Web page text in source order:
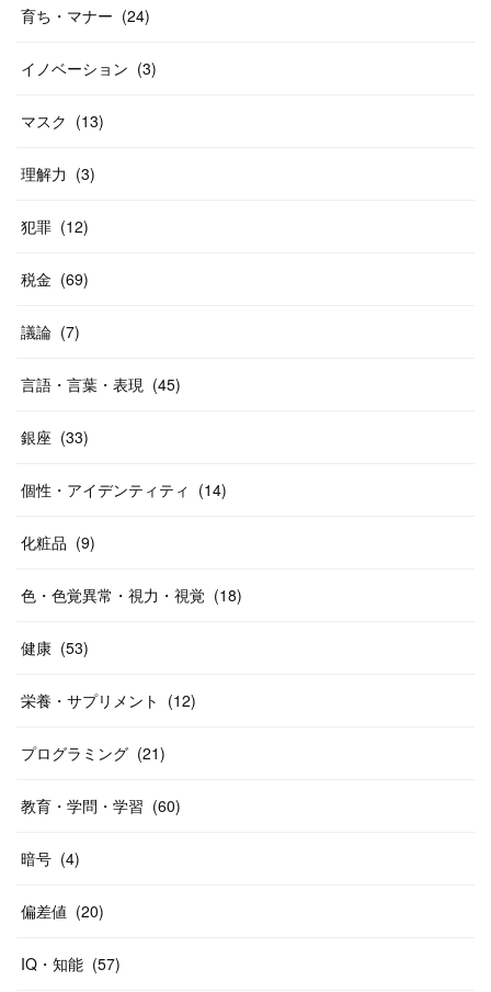
育ち・マナー (24)
イノベーション (3)
マスク (13)
理解力 (3)
犯罪 (12)
税金 (69)
議論 (7)
言語・言葉・表現 (45)
銀座 (33)
個性・アイデンティティ (14)
化粧品 (9)
色・色覚異常・視力・視覚 (18)
健康 (53)
栄養・サプリメント (12)
プログラミング (21)
教育・学問・学習 (60)
暗号 (4)
偏差値 (20)
IQ・知能 (57)